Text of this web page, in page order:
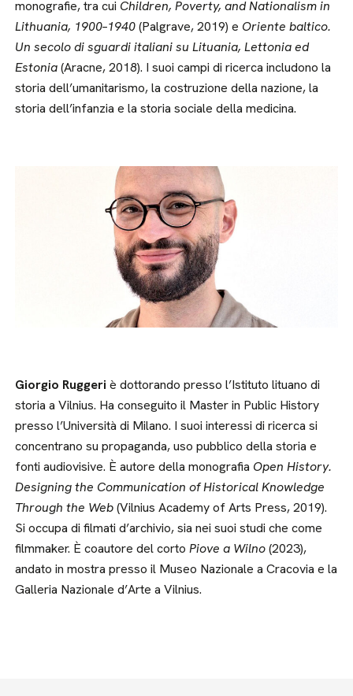
monografie, tra cui Children, Poverty, and Nationalism in
Lithuania, 1900–1940(Palgrave, 2019) e Oriente baltico.
Un secolo di sguardi italiani su Lituania, Lettonia ed
Estonia(Aracne, 2018). I suoi campi di ricerca includono la
storia dell’umanitarismo, la costruzione della nazione, la
storia dell’infanzia e la storia sociale della medicina.
Giorgio Ruggeri è dottorando presso l’Istituto lituano di
storia a Vilnius. Ha conseguito il Master in Public History
presso l’Università di Milano. I suoi interessi di ricerca si
concentrano su propaganda, uso pubblico della storia e
fonti audiovisive. È autore della monografia Open History.
Designing the Communication of Historical Knowledge
Through the Web(Vilnius Academy of Arts Press, 2019).
Si occupa di filmati d’archivio, sia nei suoi studi che come
filmmaker. È coautore del cortoPiove a Wilno(2023),
andato in mostra presso il Museo Nazionale a Cracovia e la
Galleria Nazionale d’Arte a Vilnius.